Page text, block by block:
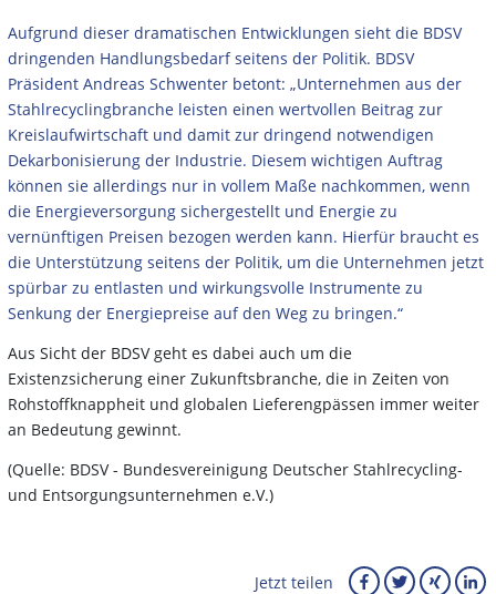
Aufgrund dieser dramatischen Entwicklungen sieht die BDSV
dringenden Handlungsbedarf seitens der Politik. BDSV
Präsident Andreas Schwenter betont: „Unternehmen aus der
Stahlrecyclingbranche leisten einen wertvollen Beitrag zur
Kreislaufwirtschaft und damit zur dringend notwendigen
Dekarbonisierung der Industrie. Diesem wichtigen Auftrag
können sie allerdings nur in vollem Maße nachkommen, wenn
die Energieversorgung sichergestellt und Energie zu
vernünftigen Preisen bezogen werden kann. Hierfür braucht es
die Unterstützung seitens der Politik, um die Unternehmen jetzt
spürbar zu entlasten und wirkungsvolle Instrumente zu
Senkung der Energiepreise auf den Weg zu bringen.“
Aus Sicht der BDSV geht es dabei auch um die
Existenzsicherung einer Zukunftsbranche, die in Zeiten von
Rohstoffknappheit und globalen Lieferengpässen immer weiter
an Bedeutung gewinnt.
(Quelle: BDSV - Bundesvereinigung Deutscher Stahlrecycling-
und Entsorgungsunternehmen e.V.)
Jetzt teilen